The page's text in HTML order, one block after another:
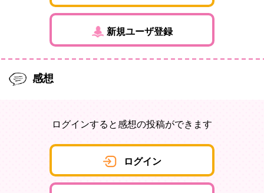
新規ユーザ登録
感想
ログインすると感想の投稿ができます
ログイン